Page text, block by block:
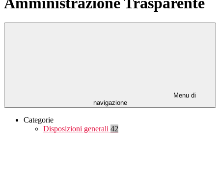
Menu di
navigazione
Categorie
Disposizioni generali 42